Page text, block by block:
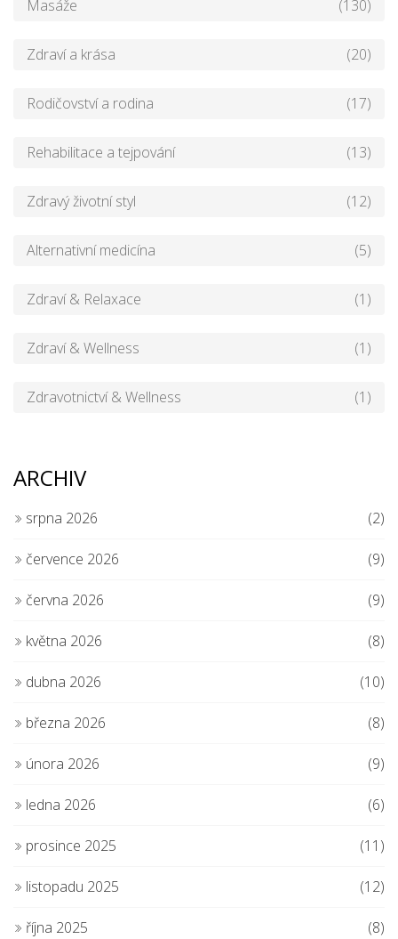
Masáže (130)
Zdraví a krása (20)
Rodičovství a rodina (17)
Rehabilitace a tejpování (13)
Zdravý životní styl (12)
Alternativní medicína (5)
Zdraví & Relaxace (1)
Zdraví & Wellness (1)
Zdravotnictví & Wellness (1)
ARCHIV
srpna 2026 (2)
července 2026 (9)
června 2026 (9)
května 2026 (8)
dubna 2026 (10)
března 2026 (8)
února 2026 (9)
ledna 2026 (6)
prosince 2025 (11)
listopadu 2025 (12)
října 2025 (8)